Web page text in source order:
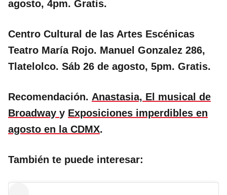
agosto, 4pm. Gratis.
Centro Cultural de las Artes Escénicas
Teatro María Rojo. Manuel Gonzalez 286,
Tlatelolco. Sáb 26 de agosto, 5pm. Gratis.
Recomendación. Anastasia, El musical de
Broadway y Exposiciones imperdibles en
agosto en la CDMX.
También te puede interesar: